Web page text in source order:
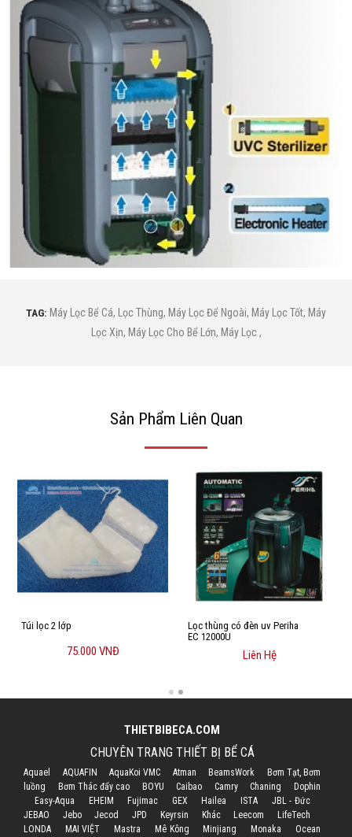
TAG: Máy Lọc Bể Cá, Lọc Thùng, Máy Lọc Để Ngoài, Máy Lọc Tốt, Máy
Lọc Xịn, Máy Lọc Cho Bể Lớn, Máy Lọc ,
Sản Phẩm Liên Quan
Túi lọc 2 lớp
75.000 VNĐ
Lọc thùng có đèn uv Periha
EC 12000U
Liên Hệ
THIETBIBECA.COM
CHUYÊN TRANG THIẾT BỊ BỂ CÁ
Aquael AQUAFIN AquaKoi VMC Atman BeamsWork
Bơm Tạt, Bơm
luồng
Bơm Thác đẩy cao BOYU Caibao Camry Chaning
Dophin
Easy-Aqua
EHEIM Fujimac GEX Hailea ISTA
JBL - Đức
JEBAO
Jebo Jecod JPD Keyrsin Khác Leecom
LifeTech
LONDA
MAI VIỆT Mastra Mê Kông Minjiang Monaka
Ocean